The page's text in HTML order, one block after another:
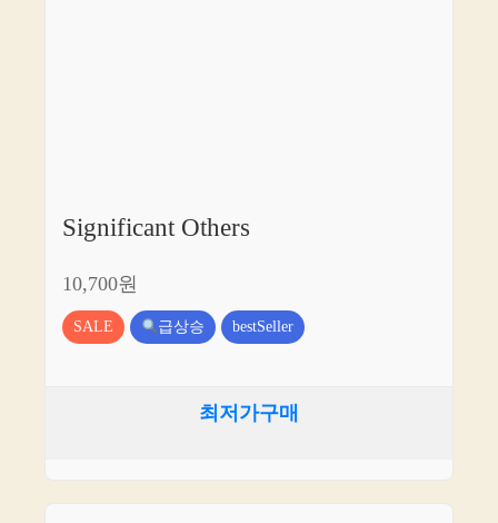
Significant Others
10,700원
SALE 급상승 bestSeller
최저가구매